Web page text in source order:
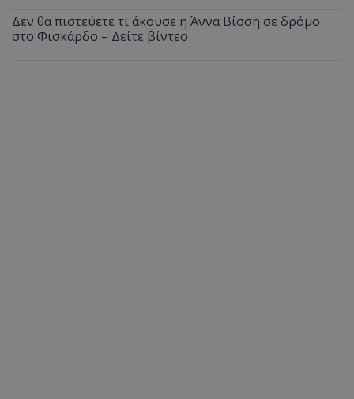
Δεν θα πιστεύετε τι άκουσε η Άννα Βίσση σε δρόμο
στο Φισκάρδο – Δείτε βίντεο